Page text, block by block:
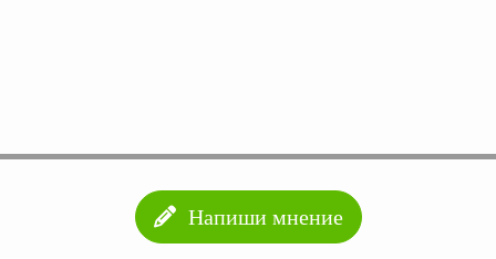
Напиши мнение